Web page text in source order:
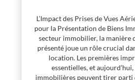
L’Impact des Prises de Vues
pour la Présentation de Biens
secteur immobilier, la manière
présenté joue un rôle crucial
location. Les premières
essentielles, et aujourd’hui,
immobilières peuvent tirer parti